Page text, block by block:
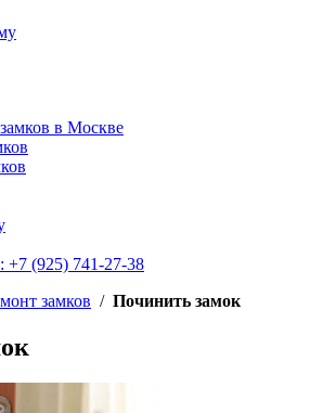
и ремонта
741-27-38
100% Гарантия!
в Москве
+7 (925) 741-27-38
замков / Починить замок